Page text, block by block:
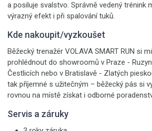
a posiluje svalstvo. Správně vedený trénink
výrazný efekt i při spalování tuků.
Kde nakoupit/vyzkoušet
Běžecký trenažér VOLAVA SMART RUN si
prohlédnout do showroomů v Praze -
Čestlicích nebo v Bratislavě - Zlatých
tak příjemné s užitečným – běžecký pás si
rovnou na místě získat i odborné
Servis a záruky